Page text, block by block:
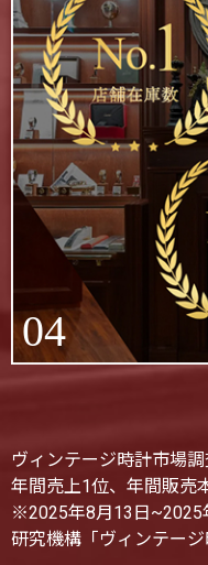
04
ヴィンテージ時計市場
年間売上1位、年間販売
※2025年8月13日~2025
研究機構「ヴィンテー